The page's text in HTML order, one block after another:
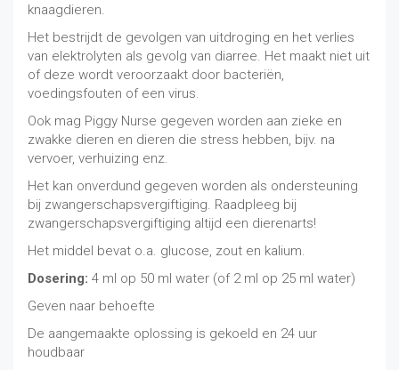
knaagdieren.
Het bestrijdt de gevolgen van uitdroging en het verlies
van elektrolyten als gevolg van diarree. Het maakt niet uit
of deze wordt veroorzaakt door bacteriën,
voedingsfouten of een virus.
Ook mag Piggy Nurse gegeven worden aan zieke en
zwakke dieren en dieren die stress hebben, bijv. na
vervoer, verhuizing enz.
Het kan onverdund gegeven worden als ondersteuning
bij zwangerschapsvergiftiging. Raadpleeg bij
zwangerschapsvergiftiging altijd een dierenarts!
Het middel bevat o.a. glucose, zout en kalium.
Dosering: 4 ml op 50 ml water (of 2 ml op 25 ml water)
Geven naar behoefte
De aangemaakte oplossing is gekoeld en 24 uur
houdbaar